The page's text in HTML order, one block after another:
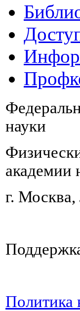
науки
академии
г.
Политика